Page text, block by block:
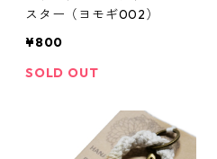
スター（ヨモギ002）
¥800
SOLD OUT